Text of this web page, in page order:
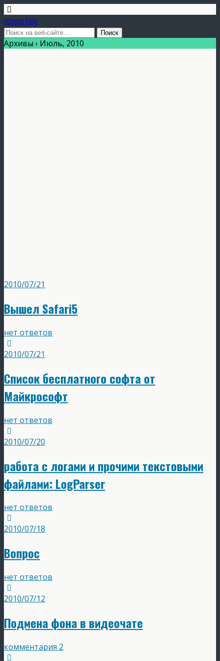
vdasus blog
Архивы › Июль, 2010
2010/07/21
Вышел Safari5
нет ответов
2010/07/21
Список бесплатного софта от
Майкрософт
нет ответов
2010/07/20
работа с логами и прочими текстовыми
файлами: LogParser
нет ответов
2010/07/18
Вопрос
нет ответов
2010/07/12
Подмена фона в видеочате
комментария 2